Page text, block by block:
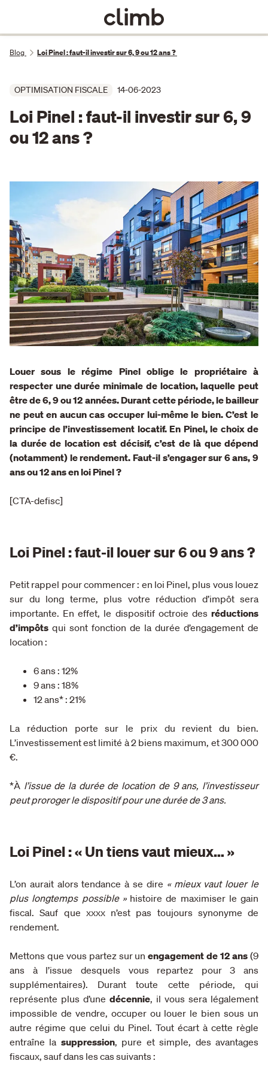
Blog Loi Pinel : faut-il investir sur 6, 9 ou 12 ans ?
OPTIMISATION FISCALE 14-06-2023
Loi Pinel : faut-il investir sur 6, 9
ou 12 ans ?
Louer sous le régime Pinel oblige le propriétaire à
respecter une durée minimale de location, laquelle peut
être de 6, 9 ou 12 années. Durant cette période, le bailleur
ne peut en aucun cas occuper lui-même le bien. C’est le
principe de l’investissement locatif. En Pinel, le choix de
la durée de location est décisif, c’est de là que dépend
(notamment) le rendement. Faut-il s’engager sur 6 ans, 9
ans ou 12 ans en loi Pinel ?
[CTA-defisc]
Loi Pinel : faut-il louer sur 6 ou 9 ans ?
Petit rappel pour commencer : en loi Pinel, plus vous louez
sur du long terme, plus votre réduction d’impôt sera
importante. En effet, le dispositif octroie des réductions
d’impôts qui sont fonction de la durée d’engagement de
location :
6 ans : 12%
9 ans : 18%
12 ans* : 21%
La réduction porte sur le prix du revient du bien.
L’investissement est limité à 2 biens maximum, et 300 000
€.
*À l’issue de la durée de location de 9 ans, l’investisseur
peut proroger le dispositif pour une durée de 3 ans.
Loi Pinel : « Un tiens vaut mieux… »
L’on aurait alors tendance à se dire « mieux vaut louer le
plus longtemps possible » histoire de maximiser le gain
fiscal. Sauf que xxxx n’est pas toujours synonyme de
rendement.
Mettons que vous partez sur un engagement de 12 ans (9
ans à l’issue desquels vous repartez pour 3 ans
supplémentaires). Durant toute cette période, qui
représente plus d’une décennie, il vous sera légalement
impossible de vendre, occuper ou louer le bien sous un
autre régime que celui du Pinel. Tout écart à cette règle
entraîne la suppression, pure et simple, des avantages
fiscaux, sauf dans les cas suivants :